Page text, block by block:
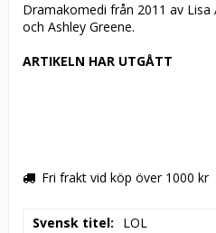
Dramakomedi från 2011 av Lisa
och Ashley Greene.
ARTIKELN HAR UTGÅTT
Fri frakt vid köp över 1000 kr
Svensk titel
LOL